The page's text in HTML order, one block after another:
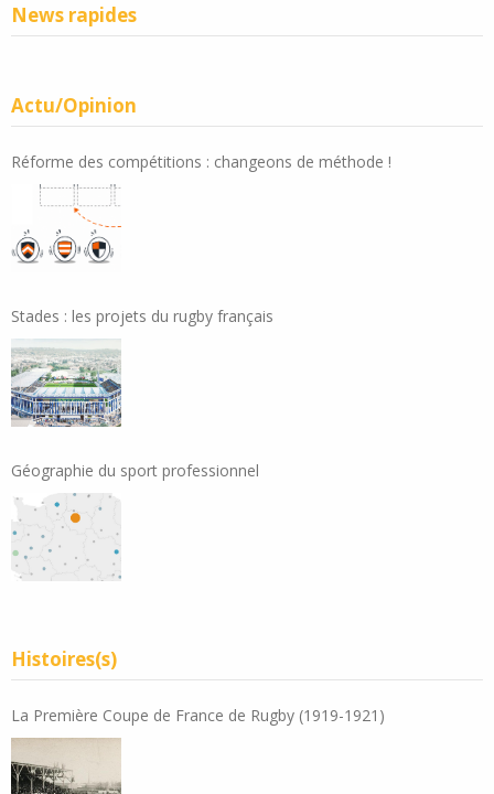
News rapides
Actu/Opinion
Réforme des compétitions : changeons de méthode !
Stades : les projets du rugby français
Géographie du sport professionnel
Histoires(s)
La Première Coupe de France de Rugby (1919-1921)